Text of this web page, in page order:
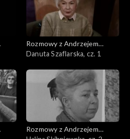
Rozmowy z Andrzejem
Doboszem
Danuta Szaflarska, cz. 1
Rozmowy z Andrzejem